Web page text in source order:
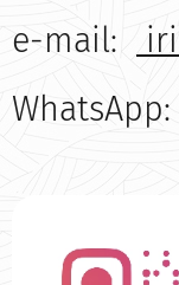
e-mail:
WhatsApp: